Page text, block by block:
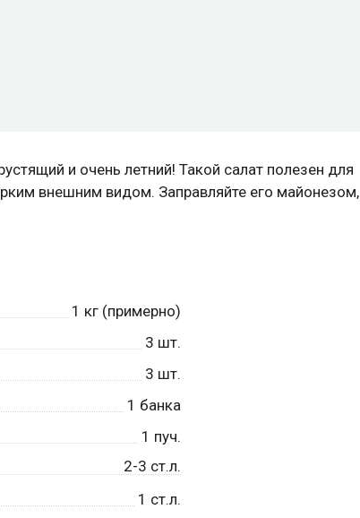
и очень летний! Такой салат полезен для
внешним видом. Заправляйте его майонезом,
1 кг (примерно)
3 шт.
3 шт.
1 банка
1 пуч.
2-3 ст.л.
1 ст.л.